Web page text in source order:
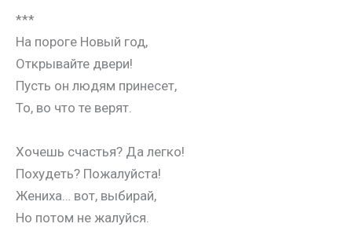
***
На пороге Новый год,
Открывайте двери!
Пусть он людям принесет,
То, во что те верят.
Хочешь счастья? Да легко!
Похудеть? Пожалуйста!
Жениха… вот, выбирай,
Но потом не жалуйся.